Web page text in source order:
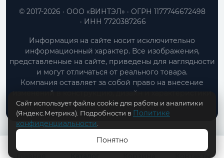
ООО «ВИНТЭЛ»
ОГРН 1177746672498
ИНН 7720387266
© 2017-2026
Информация на сайте носит исключительно
информационный характер. Все изображения,
представленные на сайте, приведены для наглядности
и могут отличаться от реального товара.
Компания оставляет за собой право на внесение
изменений в конструкцию, дизайн и характеристики
товара без предварительного уведомления.
Сайт использует файлы cookie для работы и аналитики
(Яндекс.Метрика). Подробности в Политике
конфиденциальности
Понятно
Контакты